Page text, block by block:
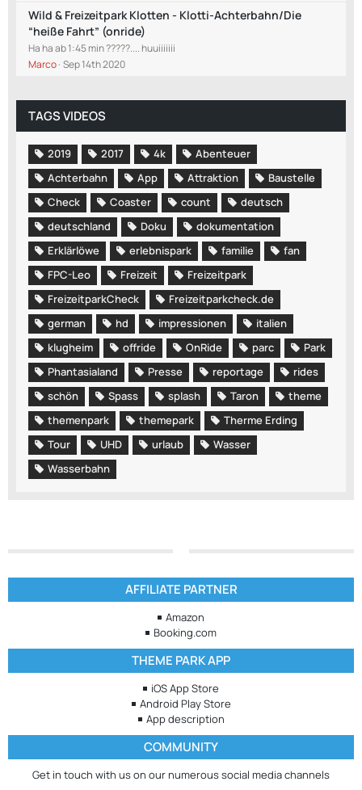
Wild & Freizeitpark Klotten - Klotti-Achterbahn/Die
“heiße Fahrt” (onride)
Ha ha ab 1:45 min ?????.... huuiiiiiii
Marco Sep 14th 2020
TAGS VIDEOS
2019 2017 4k
Abenteuer
Achterbahn
App Attraktion
Baustelle
Check
Coaster count
deutsch
deutschland
Doku
dokumentation
Erklärlöwe
erlebnispark familie
fan
FPC-Leo
Freizeit
Freizeitpark
FreizeitparkCheck
Freizeitparkcheck.de
german
hd impressionen
italien
klugheim
offride OnRide parc
Park
Phantasialand
Presse reportage
rides
schön
Spass splash Taron
theme
themenpark
themepark
Therme Erding
Tour
UHD urlaub
Wasser
Wasserbahn
AFFILIATE PARTNER
Amazon
Booking.com
THEME PARK APP
iOS App Store
Android Play Store
App description
COMMUNITY
Get in touch with us on our numerous social media channels